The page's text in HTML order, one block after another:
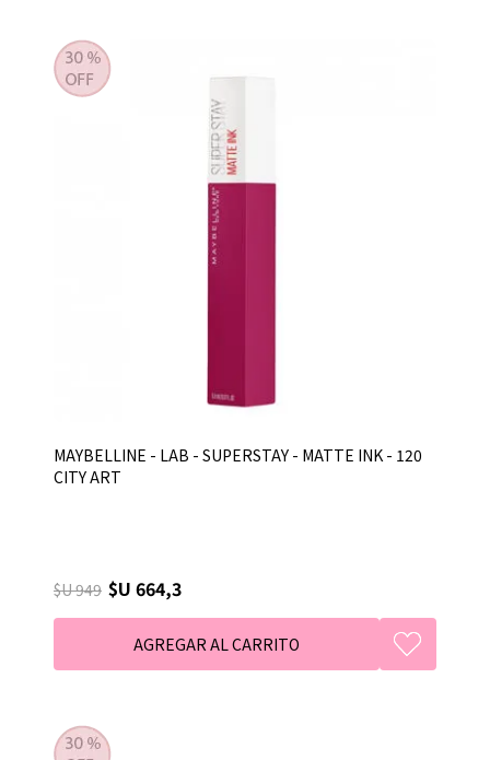
MAYBELLINE - LAB - SUPERSTAY - MATTE INK - 120
CITY ART
$U 949 $U 664,3